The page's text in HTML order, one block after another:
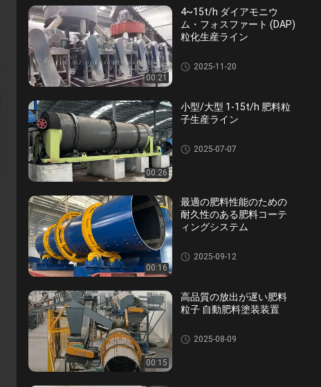
00:21
4~15t/h ダイアモニウ
ム・フォスファート (DAP)
粒化生産ライン
化成肥料生産ライン
2025-11-20
00:26
小型/大型 1-15t/h 肥料粒
子生産ライン
化成肥料生産ライン
2025-07-07
00:16
最適の肥料性能のための
耐久性のある肥料コーテ
ィングシステム
化成肥料生産ライン
2025-09-12
00:15
高品質の放出が遅い肥料
粒子 自動肥料塗装装置
化成肥料生産ライン
2025-08-09